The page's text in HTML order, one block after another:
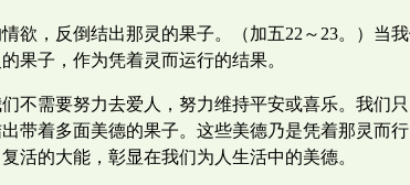
欲，反倒结出那灵的果子。（加五22～23。）当
果子，作为凭着灵而运行的结果。
不需要努力去爱人，努力维持平安或喜乐。我们
带着多面美德的果子。这些美德乃是凭着那灵
活的大能，彰显在我们为人生活中的美德。